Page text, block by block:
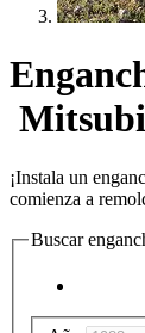
¡Instala un
comienza a
Buscar